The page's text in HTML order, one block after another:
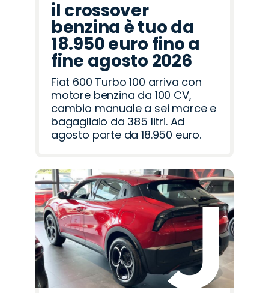
il crossover
benzina è tuo da
18.950 euro fino a
fine agosto 2026
Fiat 600 Turbo 100 arriva con
motore benzina da 100 CV,
cambio manuale a sei marce e
bagagliaio da 385 litri. Ad
agosto parte da 18.950 euro.